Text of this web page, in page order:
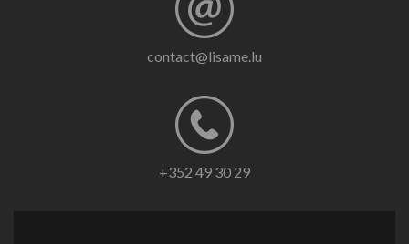
contact@lisame.lu
+352 49 30 29